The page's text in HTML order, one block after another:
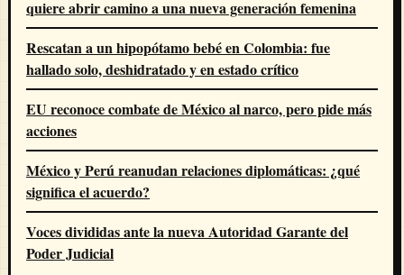
quiere abrir camino a una nueva generación femenina
Rescatan a un hipopótamo bebé en Colombia: fue
hallado solo, deshidratado y en estado crítico
EU reconoce combate de México al narco, pero pide más
acciones
México y Perú reanudan relaciones diplomáticas: ¿qué
significa el acuerdo?
Voces divididas ante la nueva Autoridad Garante del
Poder Judicial